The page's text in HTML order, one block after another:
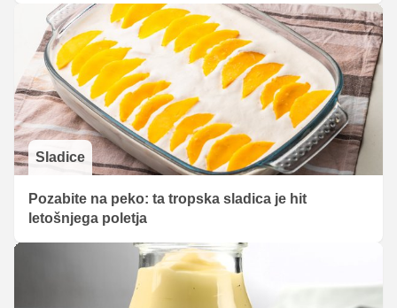
Sladice
Pozabite na peko: ta tropska sladica je hit
letošnjega poletja